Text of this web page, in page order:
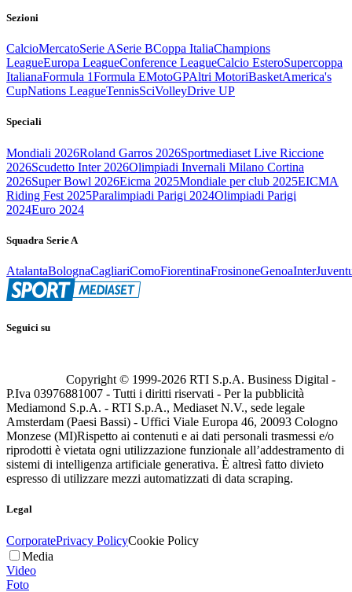
Sezioni
CalcioMercatoSerie ASerie BCoppa ItaliaChampions
LeagueEuropa LeagueConference LeagueCalcio EsteroSupercoppa
ItalianaFormula 1Formula EMotoGPAltri MotoriBasketAmerica's
CupNations LeagueTennisSciVolleyDrive UP
Speciali
Mondiali 2026Roland Garros 2026Sportmediaset Live Riccione
2026Scudetto Inter 2026Olimpiadi Invernali Milano Cortina
2026Super Bowl 2026Eicma 2025Mondiale per club 2025EICMA
Riding Fest 2025Paralimpiadi Parigi 2024Olimpiadi Parigi
2024Euro 2024
Squadra Serie A
AtalantaBolognaCagliariComoFiorentinaFrosinoneGenoaInter
Seguici su
Copyright © 1999-2026 RTI S.p.A. Business Digital -
P.Iva 03976881007 - Tutti i diritti riservati - Per la pubblicità
Mediamond S.p.A. - RTI S.p.A., Mediaset N.V., sede legale
Amsterdam (Paesi Bassi) - Uffici Viale Europa 46, 20093 Cologno
Monzese (MI)Rispetto ai contenuti e ai dati personali trasmessi e/o
riprodotti è vietata ogni utilizzazione funzionale all’addestramento di
sistemi di intelligenza artificiale generativa. È altresì fatto divieto
espresso di utilizzare mezzi automatizzati di data scraping.
Legal
CorporatePrivacy PolicyCookie Policy
Media
Video
Foto